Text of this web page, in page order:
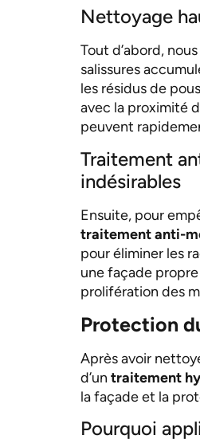
Nettoyage
Tout d’abord,
salissures
les résidus de
avec la proximité
peuvent
Traitement
indésirables
Ensuite, pour
traitement anti-
pour éliminer les
une façade
prolifération des
Protection
Après avoir
d’un traitement
la façade et la
Pourquoi